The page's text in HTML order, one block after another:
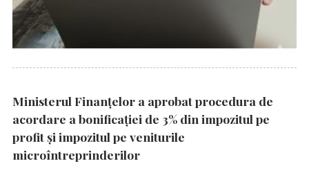
Ministerul Finanțelor a aprobat procedura de
acordare a bonificației de 3% din impozitul pe
profit și impozitul pe veniturile
microîntreprinderilor